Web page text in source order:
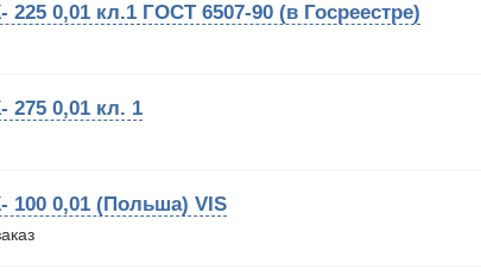
0,01 кл.1 ГОСТ 6507-90 (в Госреестре)
0,01 кл. 1
100 0,01 (Польша) VIS